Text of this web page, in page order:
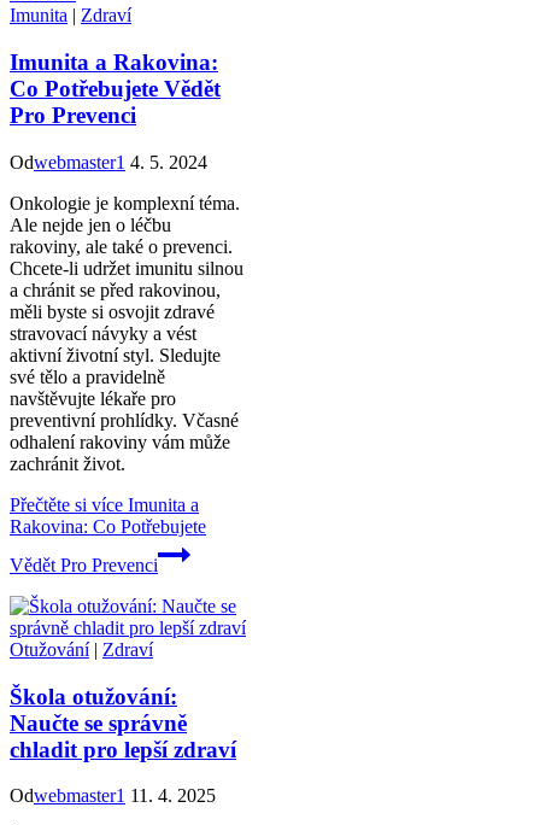
Imunita Zdraví
Imunita a Rakovina:
Co Potřebujete Vědět
Pro Prevenci
Odwebmaster1 4. 5. 2024
Onkologie je komplexní téma.
Ale nejde jen o léčbu
rakoviny, ale také o prevenci.
Chcete-li udržet imunitu silnou
a chránit se před rakovinou,
měli byste si osvojit zdravé
stravovací návyky a vést
aktivní životní styl. Sledujte
své tělo a pravidelně
navštěvujte lékaře pro
preventivní prohlídky. Včasné
odhalení rakoviny vám může
zachránit život.
Přečtěte si více Imunita a
Rakovina: Co Potřebujete
Vědět Pro Prevenci
Otužování| Zdraví
Škola otužování:
Naučte se správně
chladit pro lepší zdraví
Odwebmaster1 11. 4. 2025